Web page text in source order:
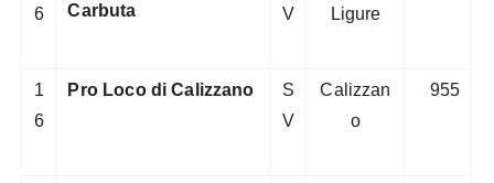
6
Carbuta
V
Ligure
1
6
Pro Loco di Calizzano
S
V
Calizzan
o
955